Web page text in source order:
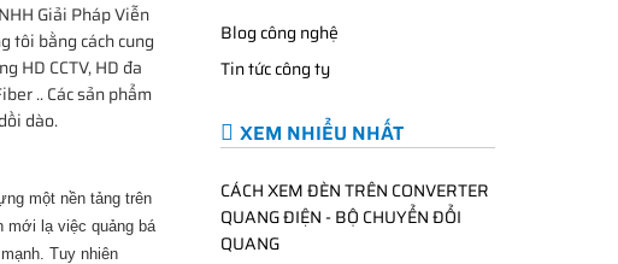
Giải Pháp Viễn
tôi bằng cách cung
HD CCTV, HD đa
.. Các sản phẩm
dào.
một nền tảng trên
mới lạ việc quảng bá
Tuy nhiên
Blog công nghệ
Tin tức công ty
XEM NHIỂU NHẤT
CÁCH XEM ĐÈN TRÊN CONVERTER
QUANG ĐIỆN - BỘ CHUYỂN ĐỔI
QUANG